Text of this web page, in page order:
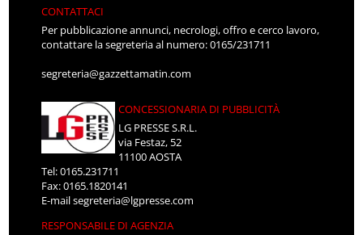
CONTATTACI
Per pubblicazione annunci, necrologi, offro e cerco lavoro,
contattare la segreteria al numero: 0165/231711
segreteria@gazzettamatin.com
CONCESSIONARIA DI PUBBLICITÀ
LG PRESSE S.R.L.
via Festaz, 52
11100 AOSTA
Tel: 0165.231711
Fax: 0165.1820141
E-mailsegreteria@lgpresse.com
RESPONSABILE DI AGENZIA